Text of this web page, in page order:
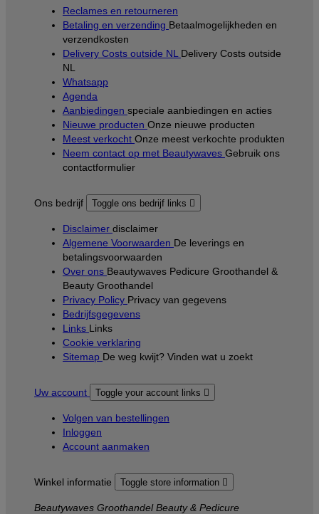
Reclames en retourneren
Betaling en verzending Betaalmogelijkheden en
verzendkosten
Delivery Costs outside NL Delivery Costs outside
NL
Whatsapp
Agenda
Aanbiedingen speciale aanbiedingen en acties
Nieuwe producten Onze nieuwe producten
Meest verkocht Onze meest verkochte produkten
Neem contact op met Beautywaves Gebruik ons
contactformulier
Ons bedrijf Toggle ons bedrijf links 
Disclaimer disclaimer
Algemene Voorwaarden De leverings en
betalingsvoorwaarden
Over ons Beautywaves Pedicure Groothandel &
Beauty Groothandel
Privacy Policy Privacy van gegevens
Bedrijfsgegevens
Links Links
Cookie verklaring
Sitemap De weg kwijt? Vinden wat u zoekt
Uw account Toggle your account links 
Volgen van bestellingen
Inloggen
Account aanmaken
Winkel informatie Toggle store information 
Beautywaves Groothandel Beauty & Pedicure